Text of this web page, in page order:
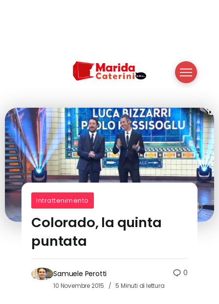
Intrattenimento
Colorado, la quinta
puntata
Samuele Perotti
10 Novembre 2015 5 Minuti di lettura
0